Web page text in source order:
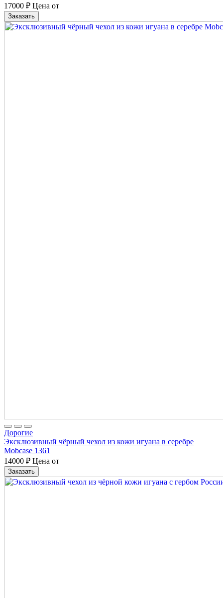
17000 ₽ Цена от
Заказать
Дорогие
Эксклюзивный чёрный чехол из кожи игуана в серебре
Mobcase 1361
14000 ₽ Цена от
Заказать